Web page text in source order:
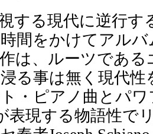
する現代に逆行
間をかけてアル
は、ルーツであ
る事は無く現代
・ピアノ曲とパ
表現する物語性